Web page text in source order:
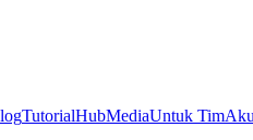
TutorialHubMediaUntuk Tim